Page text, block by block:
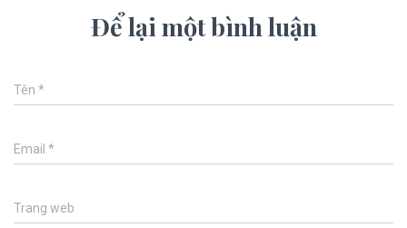
Để lại một bình luận
Tên *
Email *
Trang web